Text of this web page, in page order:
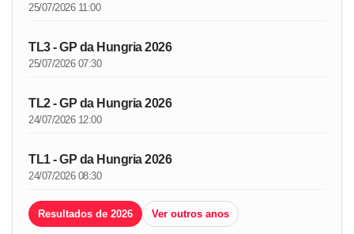
25/07/2026 11:00
TL3 - GP da Hungria 2026
25/07/2026 07:30
TL2 - GP da Hungria 2026
24/07/2026 12:00
TL1 - GP da Hungria 2026
24/07/2026 08:30
Resultados de 2026 Ver outros anos